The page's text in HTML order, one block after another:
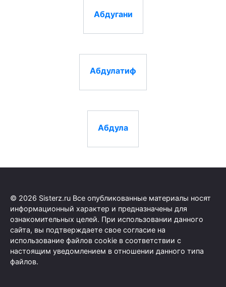
Абдугани
Абдулатиф
Абдула
© 2026 Sisterz.ru Все опубликованные материалы носят
информационный характер и предназначены для
ознакомительных целей. При использовании данного
сайта, вы подтверждаете свое согласие на
использование файлов cookie в соответствии с
настоящим уведомлением в отношении данного типа
файлов.